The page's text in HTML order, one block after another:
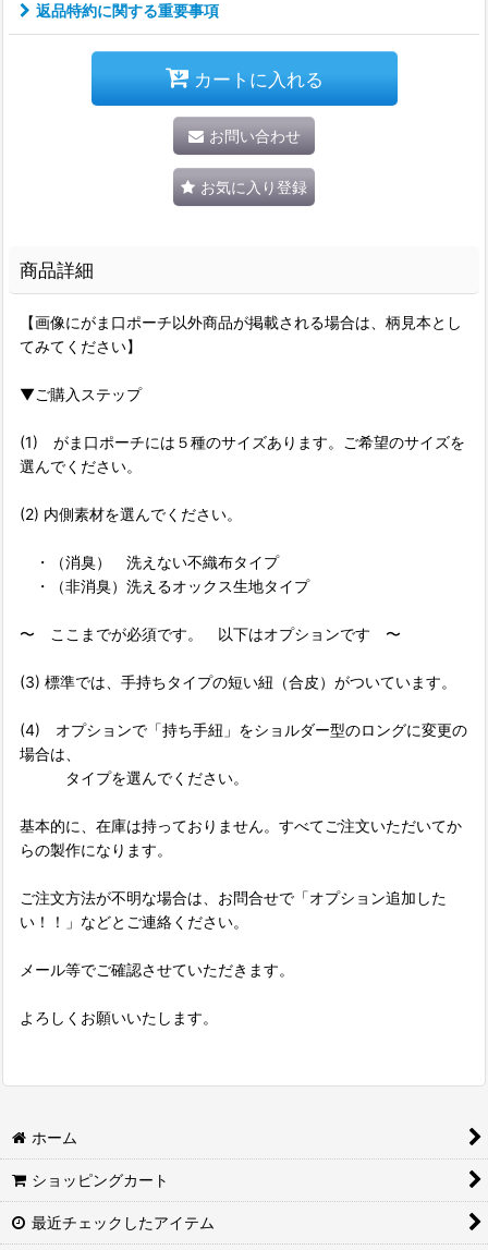
返品特約に関する重要事項
カートに入れる
お問い合わせ
お気に入り登録
商品詳細
【画像にがま口ポーチ以外商品が掲載される場合は、柄見本とし
てみてください】
▼ご購入ステップ
(1) がま口ポーチには５種のサイズあります。ご希望のサイズを
選んでください。
(2) 内側素材を選んでください。
・（消臭） 洗えない不織布タイプ
・（非消臭）洗えるオックス生地タイプ
〜 ここまでが必須です。 以下はオプションです 〜
(3) 標準では、手持ちタイプの短い紐（合皮）がついています。
(4) オプションで「持ち手紐」をショルダー型のロングに変更の
場合は、
タイプを選んでください。
基本的に、在庫は持っておりません。すべてご注文いただいてか
らの製作になります。
ご注文方法が不明な場合は、お問合せで「オプション追加した
い！！」などとご連絡ください。
メール等でご確認させていただきます。
よろしくお願いいたします。
ホーム
ショッピングカート
最近チェックしたアイテム